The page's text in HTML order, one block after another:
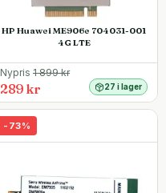
HP Huawei ME906e 704031-001
4G LTE
Nypris 1 899kr
289 kr 27 i lager
- 73%